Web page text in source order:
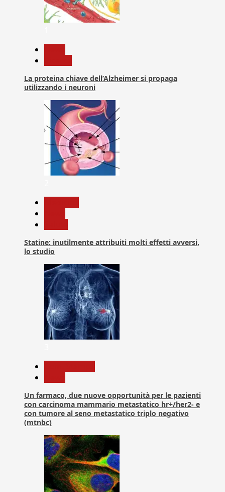
La proteina chiave dell’Alzheimer si propaga
utilizzando i neuroni
Statine: inutilmente attribuiti molti effetti avversi,
lo studio
Un farmaco, due nuove opportunità per le pazienti
con carcinoma mammario metastatico hr+/her2- e
con tumore al seno metastatico triplo negativo
(mtnbc)